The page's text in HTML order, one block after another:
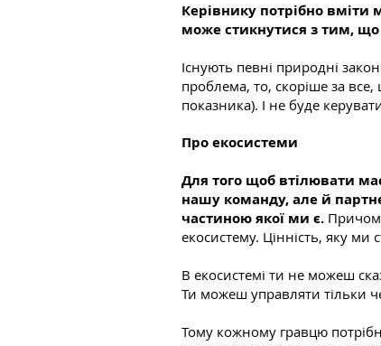
Керівнику потрібно вміти
може стикнутися з тим, що
Існують певні природні
проблема, то, скоріше за
показника). І не буде
Про екосистеми
Для того щоб втілювати
нашу команду, але й
частиною якої ми є.
екосистему. Цінність, яку
В екосистемі ти не можеш
Ти можеш управляти тільки
Тому кожному гравцю